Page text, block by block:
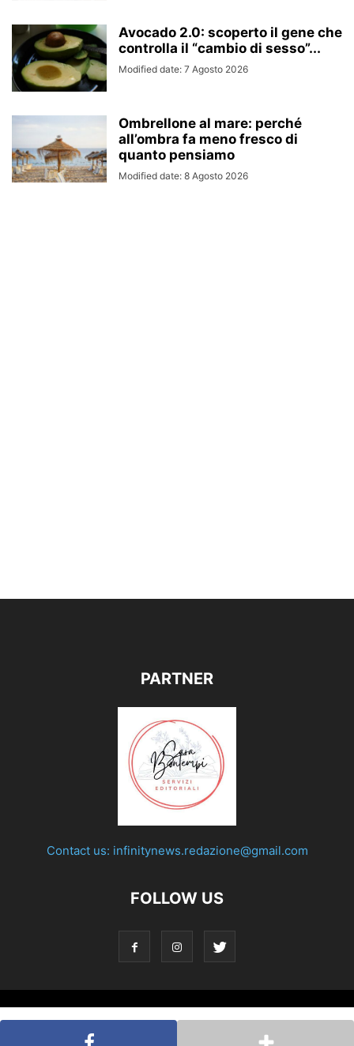
Avocado 2.0: scoperto il gene che
controlla il “cambio di sesso”...
Modified date: 7 Agosto 2026
Ombrellone al mare: perché
all’ombra fa meno fresco di
quanto pensiamo
Modified date: 8 Agosto 2026
PARTNER
Contact us: infinitynews.redazione@gmail.com
FOLLOW US